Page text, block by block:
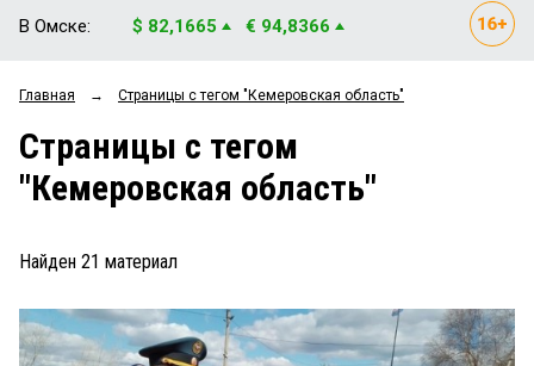
ОБЩЕСТВО
ЗАКОН
НОВОСТИ КОМПАНИЙ
ПРОИСШЕСТВИЯ
СТИЛЬ ЖИЗНИ
Мнения
Блоги
В Омске: $ 82,1665 € 94,8366
Главная → Страницы c тегом "Кемеровская область"
Страницы c тегом
"Кемеровская область"
Найден 21 материал